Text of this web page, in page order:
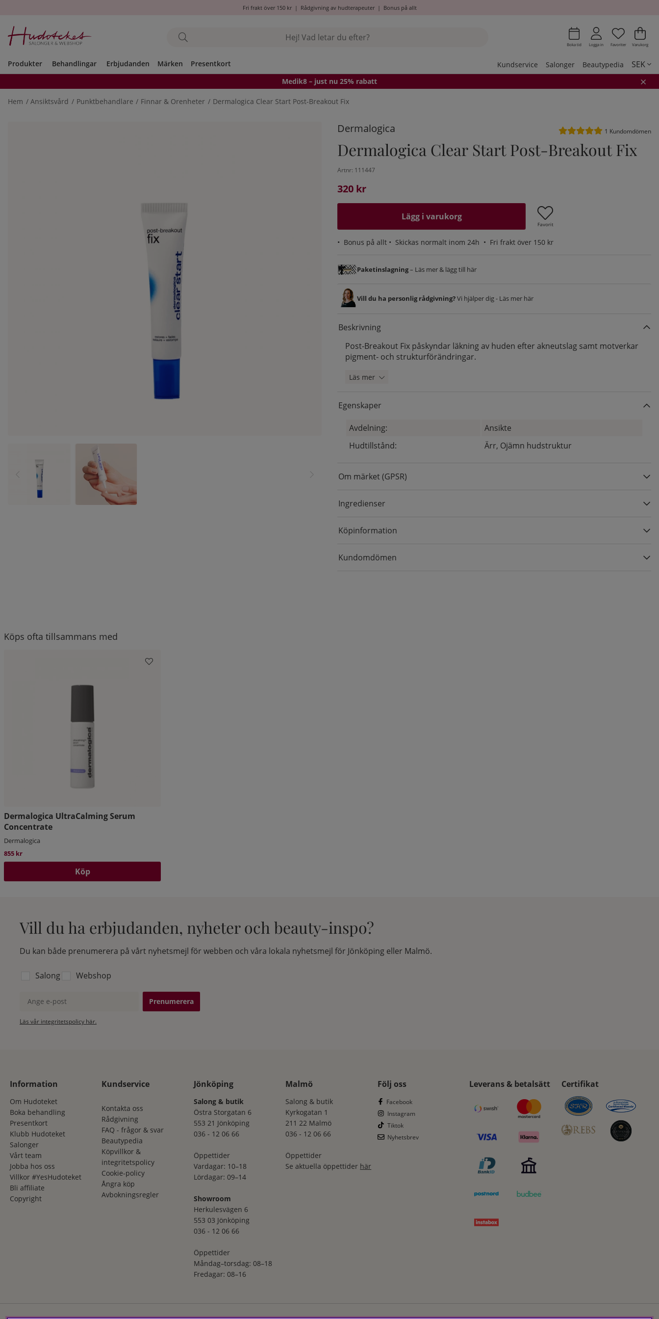
Fri frakt över 150 kr| Rådgivning av hudterapeuter| Bonus på allt
Boka tid Logga in Antal i
.
Favoriter .
Varukorg
Produkter Behandlingar Erbjudanden Märken Presentkort Kundservice Salonger Beautypedia SEK
Medik8 – just nu 25% rabatt
Hem Ansiktsvård Punktbehandlare Finnar & Orenheter Dermalogica Clear Start Post-Breakout Fix
Dermalogica Medelbetyg 5 av 5 Antal
1 Kundomdömen
Dermalogica Clear Start Post-Breakout Fix
Artnr: 111447
320 kr
Lägg i varukorg
Favorit
• Bonus på allt • Skickas normalt inom 24h • Fri frakt över 150 kr
Paketinslagning– Läs mer & lägg till här
Vill du ha personlig rådgivning?Vi hjälper dig - Läs mer här
Beskrivning
Post-Breakout Fix påskyndar läkning av huden efter akneutslag samt motverkar
pigment- och strukturförändringar.
Läs mer
Egenskaper
Avdelning:
Ansikte
Hudtillstånd:
Ärr, Ojämn hudstruktur
Om märket (GPSR)
Ingredienser
Köpinformation
Kundomdömen
Köps ofta tillsammans med
Dermalogica UltraCalming Serum
Concentrate
Dermalogica
855 kr
Köp
Vill du ha erbjudanden, nyheter och beauty-inspo?
Du kan både prenumerera på vårt nyhetsmejl för webben och våra lokala nyhetsmejl för Jönköping eller Malmö.
Välj vilken lista du vill prenumerera på:
Salong
Webshop
Ange e-post
Läs vår integritetspolicy här.
Information
Om Hudoteket
Boka behandling
Presentkort
Klubb Hudoteket
Salonger
Vårt team
Jobba hos oss
Villkor #YesHudoteket
Bli affiliate
Copyright
Kundservice
Kontakta oss
Rådgivning
FAQ - frågor & svar
Beautypedia
Köpvillkor &
integritetspolicy
Cookie-policy
Ångra köp
Avbokningsregler
Jönköping
Salong & butik
Östra Storgatan 6
553 21 Jönköping
036 - 12 06 66
Öppettider
Vardagar: 10–18
Lördagar: 09–14
Showroom
Herkulesvägen 6
553 03 Jönköping
036 - 12 06 66
Öppettider
Måndag–torsdag: 08–18
Fredagar: 08–16
Malmö
Salong & butik
Kyrkogatan 1
211 22 Malmö
036 - 12 06 66
Öppettider
Se aktuella öppettider här
Följ oss
Facebook
Instagram
Tiktok
Nyhetsbrev
Leverans & betalsätt Certifikat